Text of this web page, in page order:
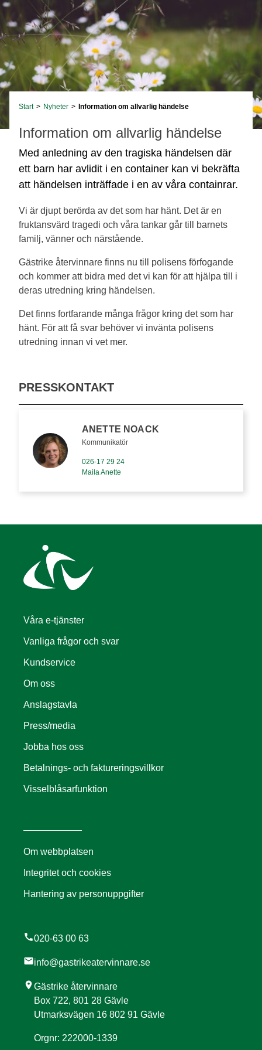
Start > Nyheter > Information om allvarlig händelse
Information om allvarlig händelse
Med anledning av den tragiska händelsen där
ett barn har avlidit i en container kan vi bekräfta
att händelsen inträffade i en av våra containrar.
Vi är djupt berörda av det som har hänt. Det är en
fruktansvärd tragedi och våra tankar går till barnets
familj, vänner och närstående.
Gästrike återvinnare finns nu till polisens förfogande
och kommer att bidra med det vi kan för att hjälpa till i
deras utredning kring händelsen.
Det finns fortfarande många frågor kring det som har
hänt. För att få svar behöver vi invänta polisens
utredning innan vi vet mer.
PRESSKONTAKT
ANETTE NOACK
Kommunikatör
026-17 29 24
Maila Anette
Våra e-tjänster
Vanliga frågor och svar
Kundservice
Om oss
Anslagstavla
Press/media
Jobba hos oss
Betalnings- och faktureringsvillkor
Visselblåsarfunktion
Om webbplatsen
Integritet och cookies
Hantering av personuppgifter
call020-63 00 63
mailinfo@gastrikeatervinnare.se
location_onGästrike återvinnare
Box 722, 801 28 Gävle
Utmarksvägen 16 802 91 Gävle
Orgnr: 222000-1339